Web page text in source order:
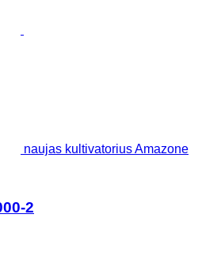
naujas kultivatorius Amazone
2